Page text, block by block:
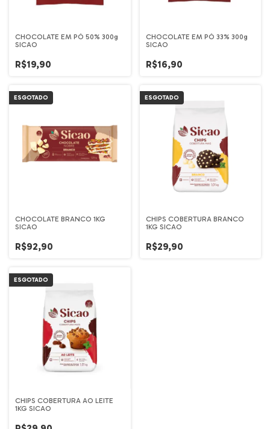
CHOCOLATE EM PÓ 50% 300g
SICAO
R$19,90
CHOCOLATE EM PÓ 33% 300g
SICAO
R$16,90
ESGOTADO
CHOCOLATE BRANCO 1KG
SICAO
R$92,90
ESGOTADO
CHIPS COBERTURA BRANCO
1KG SICAO
R$29,90
ESGOTADO
CHIPS COBERTURA AO LEITE
1KG SICAO